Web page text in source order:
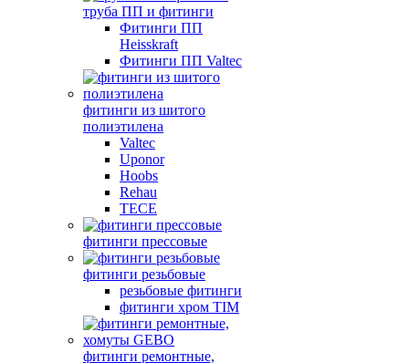
труба ПП и фитинги
Фитинги ПП
Heisskraft
Фитинги ПП Valtec
фитинги из шитого
полиэтилена
Valtec
Uponor
Hoobs
Rehau
TECE
фитинги прессовые
фитинги резьбовые
резьбовые фитинги
фитинги хром TIM
фитинги ремонтные,